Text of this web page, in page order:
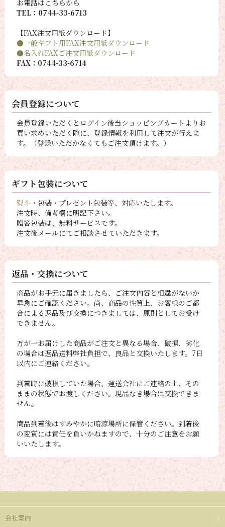
お電話はこちらから
TEL：0744-33-6713
【FAX注文用紙ダウンロード】
●一般ギフト用FAX注文用紙ダウンロード
●名入れFAXご注文用紙ダウンロード
FAX：0744-33-6714
会員登録について
会員登録いただくとログイン後当ショッピングカートよりお
買い求めいただく際に、登録情報を利用して注文が行えま
す。（登録いただかなくてもご注文頂けます。）
ギフト包装について
熨斗 ・包装・プレゼント包装等、対応いたします。
注文時、備考欄に明記下さい。
贈答包装は、無料サービスです。
注文後メールにてご相談させていただきます。
返品・交換について
商品がお手元に届きましたら、ご注文内容と相違がないか
早急にご確認ください。尚、商品の性質上、お客様のご都
合による返品及び交換につきましては、原則としてお受け
できません。
万が一お届けした商品がご注文と異なる場合、破損、劣化
の場合は返品送料弊社負担で、良品と交換いたします。7日
以内にご連絡ください。
到着時に破損していた場合、運送会社にご連絡の上、その
ままの状態でお渡しください。現品なき場合は交換できま
せん。
商品到着後はすみやかに暗涼場所に保管ください。到着後
の変質には責任を負いかねますので、十分のご注意をお願
いいたします。
会社案内